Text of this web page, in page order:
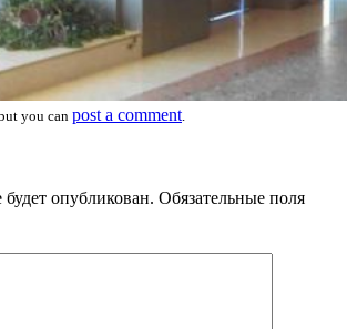
you can post a comment.
опубликован. Обязательные поля